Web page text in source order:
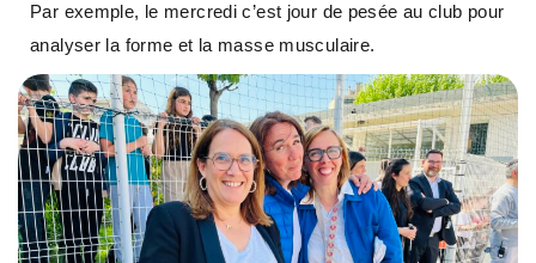
Par exemple, le mercredi c’est jour de pesée au club pour
analyser la forme et la masse musculaire.